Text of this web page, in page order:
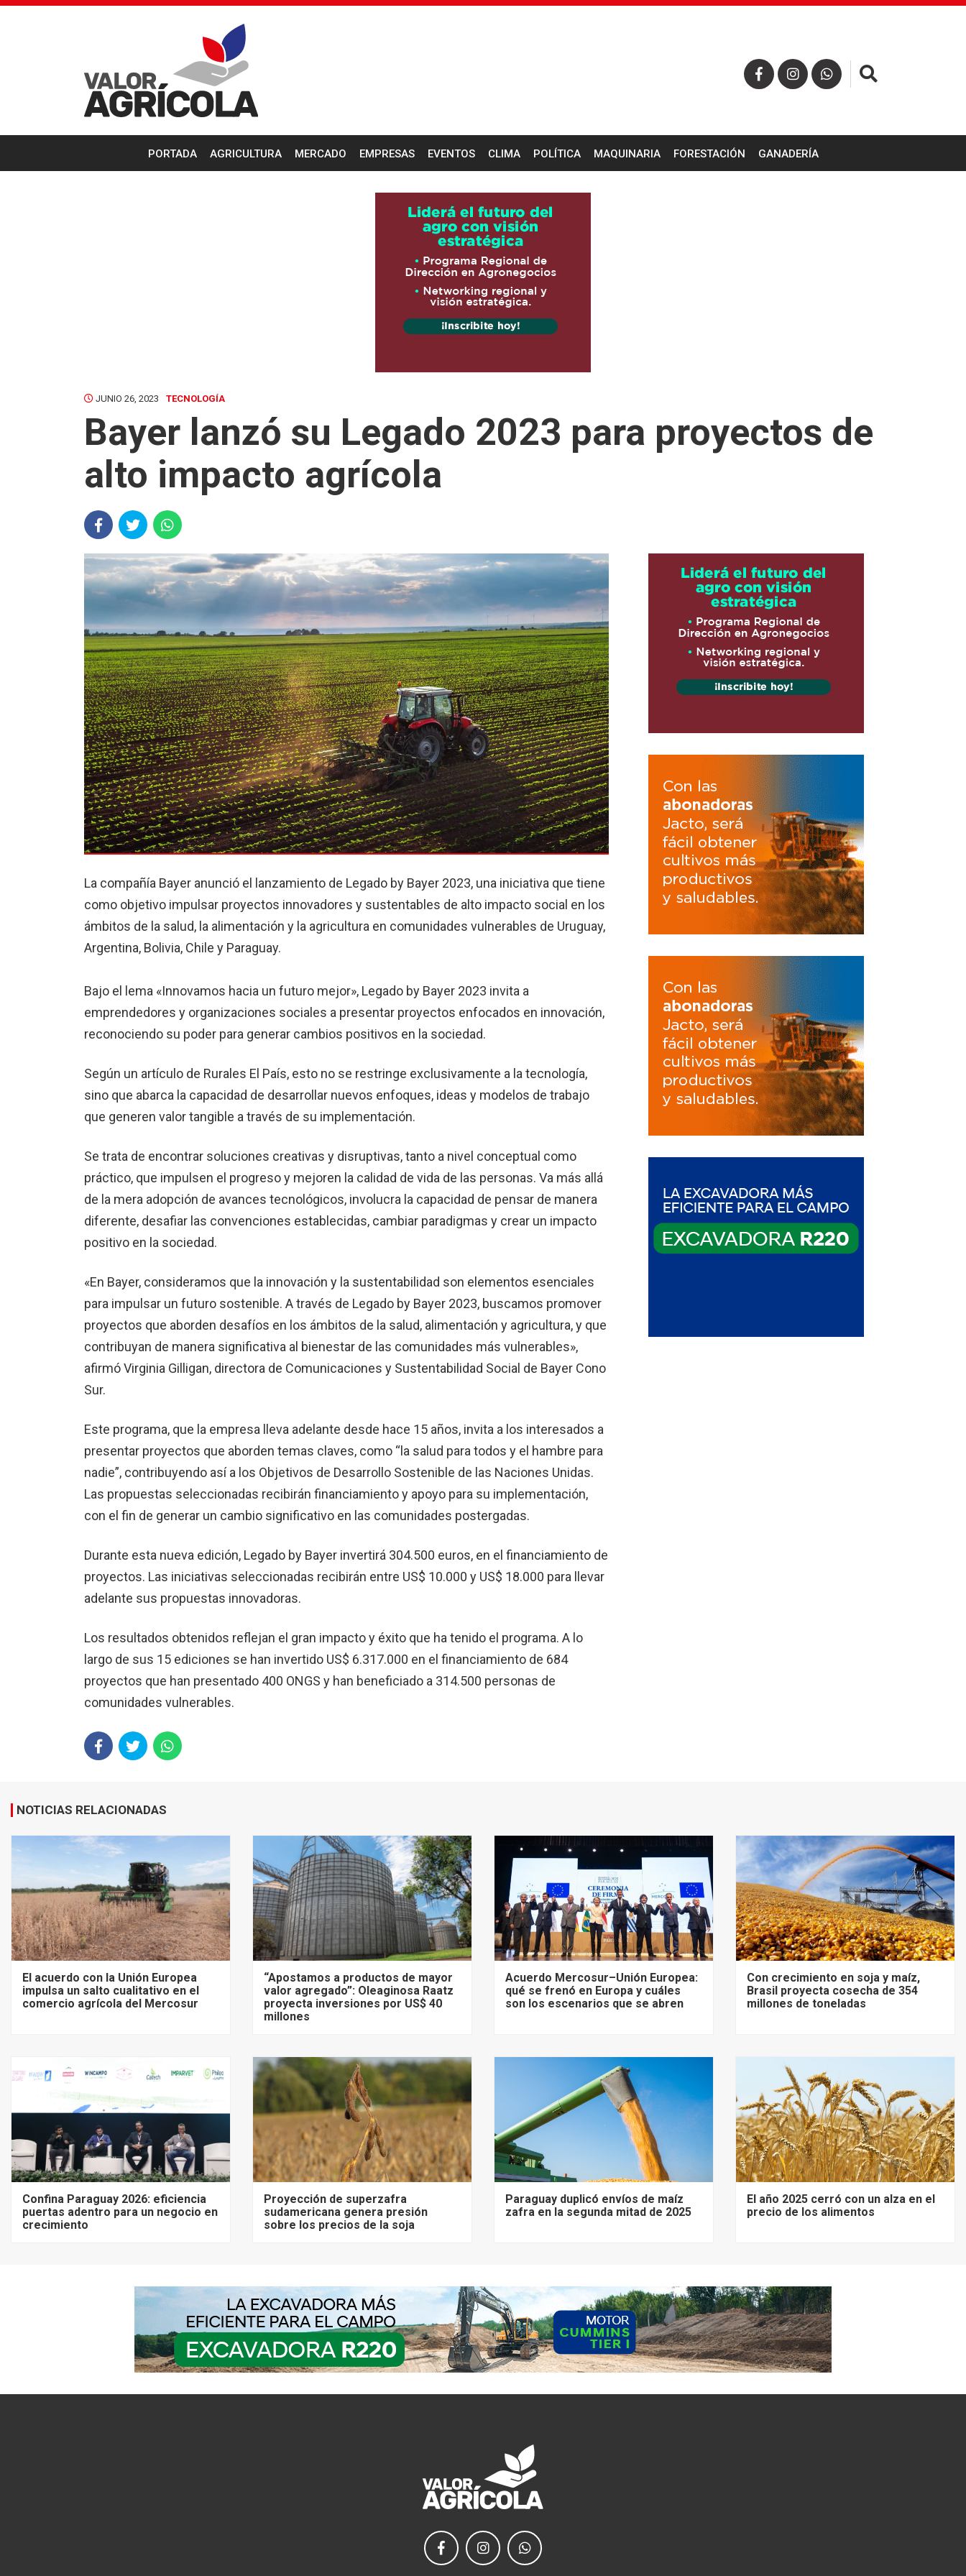
PORTADA AGRICULTURA MERCADO EMPRESAS EVENTOS CLIMA POLÍTICA MAQUINARIA FORESTACIÓN GANADERÍA
JUNIO 26, 2023 TECNOLOGÍA
Bayer lanzó su Legado 2023 para proyectos de
alto impacto agrícola
La compañía Bayer anunció el lanzamiento de Legado by Bayer 2023, una iniciativa que tiene
como objetivo impulsar proyectos innovadores y sustentables de alto impacto social en los
ámbitos de la salud, la alimentación y la agricultura en comunidades vulnerables de Uruguay,
Argentina, Bolivia, Chile y Paraguay.
Bajo el lema «Innovamos hacia un futuro mejor», Legado by Bayer 2023 invita a
emprendedores y organizaciones sociales a presentar proyectos enfocados en innovación,
reconociendo su poder para generar cambios positivos en la sociedad.
Según un artículo de Rurales El País, esto no se restringe exclusivamente a la tecnología,
sino que abarca la capacidad de desarrollar nuevos enfoques, ideas y modelos de trabajo
que generen valor tangible a través de su implementación.
Se trata de encontrar soluciones creativas y disruptivas, tanto a nivel conceptual como
práctico, que impulsen el progreso y mejoren la calidad de vida de las personas. Va más allá
de la mera adopción de avances tecnológicos, involucra la capacidad de pensar de manera
diferente, desafiar las convenciones establecidas, cambiar paradigmas y crear un impacto
positivo en la sociedad.
«En Bayer, consideramos que la innovación y la sustentabilidad son elementos esenciales
para impulsar un futuro sostenible. A través de Legado by Bayer 2023, buscamos promover
proyectos que aborden desafíos en los ámbitos de la salud, alimentación y agricultura, y que
contribuyan de manera significativa al bienestar de las comunidades más vulnerables»,
afirmó Virginia Gilligan, directora de Comunicaciones y Sustentabilidad Social de Bayer Cono
Sur.
Este programa, que la empresa lleva adelante desde hace 15 años, invita a los interesados a
presentar proyectos que aborden temas claves, como “la salud para todos y el hambre para
nadie”, contribuyendo así a los Objetivos de Desarrollo Sostenible de las Naciones Unidas.
Las propuestas seleccionadas recibirán financiamiento y apoyo para su implementación,
con el fin de generar un cambio significativo en las comunidades postergadas.
Durante esta nueva edición, Legado by Bayer invertirá 304.500 euros, en el financiamiento de
proyectos. Las iniciativas seleccionadas recibirán entre US$ 10.000 y US$ 18.000 para llevar
adelante sus propuestas innovadoras.
Los resultados obtenidos reflejan el gran impacto y éxito que ha tenido el programa. A lo
largo de sus 15 ediciones se han invertido US$ 6.317.000 en el financiamiento de 684
proyectos que han presentado 400 ONGS y han beneficiado a 314.500 personas de
comunidades vulnerables.
NOTICIAS RELACIONADAS
El acuerdo con la Unión Europea
impulsa un salto cualitativo en el
comercio agrícola del Mercosur
“Apostamos a productos de mayor
valor agregado”: Oleaginosa Raatz
proyecta inversiones por US$ 40
millones
Acuerdo Mercosur–Unión Europea:
qué se frenó en Europa y cuáles
son los escenarios que se abren
Con crecimiento en soja y maíz,
Brasil proyecta cosecha de 354
millones de toneladas
Confina Paraguay 2026: eficiencia
puertas adentro para un negocio en
crecimiento
Proyección de superzafra
sudamericana genera presión
sobre los precios de la soja
Paraguay duplicó envíos de maíz
zafra en la segunda mitad de 2025
El año 2025 cerró con un alza en el
precio de los alimentos